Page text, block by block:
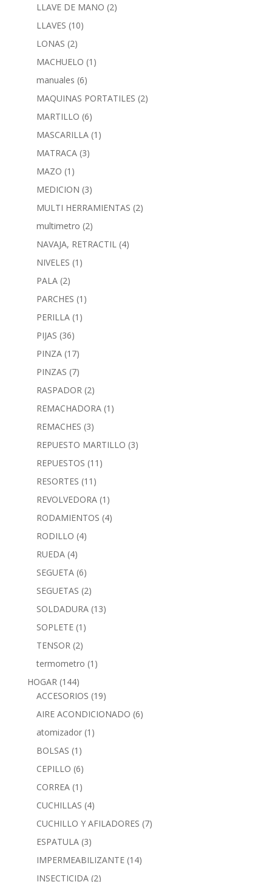
LLAVE DE MANO (2)
LLAVES (10)
LONAS (2)
MACHUELO (1)
manuales (6)
MAQUINAS PORTATILES (2)
MARTILLO (6)
MASCARILLA (1)
MATRACA (3)
MAZO (1)
MEDICION (3)
MULTI HERRAMIENTAS (2)
multimetro (2)
NAVAJA, RETRACTIL (4)
NIVELES (1)
PALA (2)
PARCHES (1)
PERILLA (1)
PIJAS (36)
PINZA (17)
PINZAS (7)
RASPADOR (2)
REMACHADORA (1)
REMACHES (3)
REPUESTO MARTILLO (3)
REPUESTOS (11)
RESORTES (11)
REVOLVEDORA (1)
RODAMIENTOS (4)
RODILLO (4)
RUEDA (4)
SEGUETA (6)
SEGUETAS (2)
SOLDADURA (13)
SOPLETE (1)
TENSOR (2)
termometro (1)
HOGAR (144)
ACCESORIOS (19)
AIRE ACONDICIONADO (6)
atomizador (1)
BOLSAS (1)
CEPILLO (6)
CORREA (1)
CUCHILLAS (4)
CUCHILLO Y AFILADORES (7)
ESPATULA (3)
IMPERMEABILIZANTE (14)
INSECTICIDA (2)